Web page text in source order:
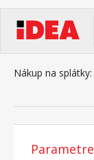
Nákup na splátky:
Parametre